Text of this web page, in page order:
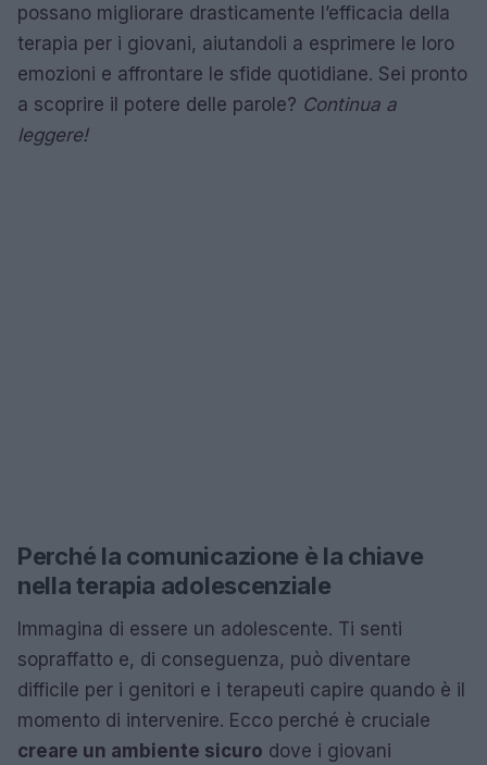
possano migliorare drasticamente l’efficacia della
terapia per i giovani, aiutandoli a esprimere le loro
emozioni e affrontare le sfide quotidiane. Sei pronto
a scoprire il potere delle parole? Continua a
leggere!
Perché la comunicazione è la chiave
nella terapia adolescenziale
Immagina di essere un adolescente. Ti senti
sopraffatto e, di conseguenza, può diventare
difficile per i genitori e i terapeuti capire quando è il
momento di intervenire. Ecco perché è cruciale
creare un ambiente sicuro dove i giovani